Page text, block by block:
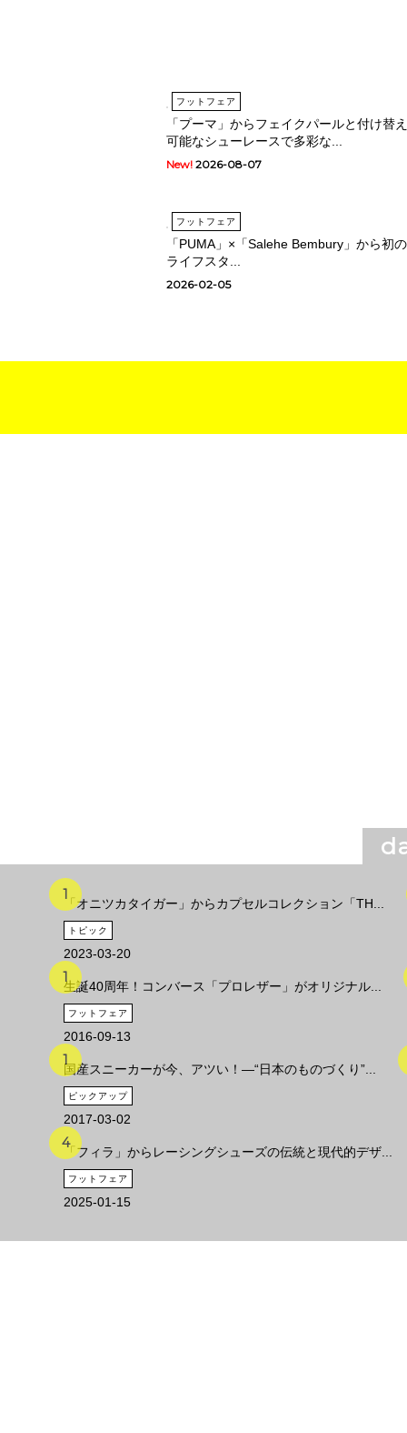
フットフェア
「プーマ」からフェイクパールと付け替え
可能なシューレースで多彩な...
New! 2026-08-07
フットフェア
「PUMA」×「Salehe Bembury」から初の
ライフスタ...
2026-02-05
「オニツカタイガー」からカプセルコレクション「TH...
トピック
2023-03-20
生誕40周年！コンバース「プロレザー」がオリジナル...
フットフェア
2016-09-13
国産スニーカーが今、アツい！―“日本のものづくり”...
ピックアップ
2017-03-02
「フィラ」からレーシングシューズの伝統と現代的デザ...
フットフェア
2025-01-15